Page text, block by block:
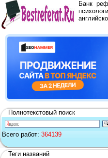
Банк
Полнотекстовый поиск
Всего работ: 364139
Теги названий